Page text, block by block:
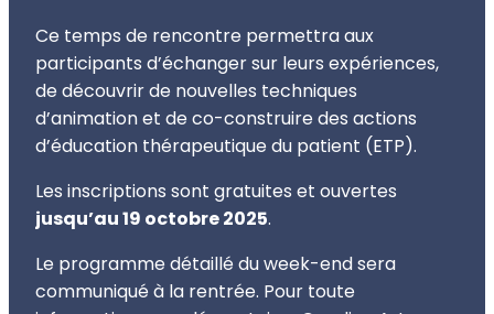
Ce temps de rencontre permettra aux
participants d’échanger sur leurs expériences,
de découvrir de nouvelles techniques
d’animation et de co-construire des actions
d’éducation thérapeutique du patient (ETP).
Les inscriptions sont gratuites et ouvertes
jusqu’au 19 octobre 2025.
Le programme détaillé du week-end sera
communiqué à la rentrée. Pour toute